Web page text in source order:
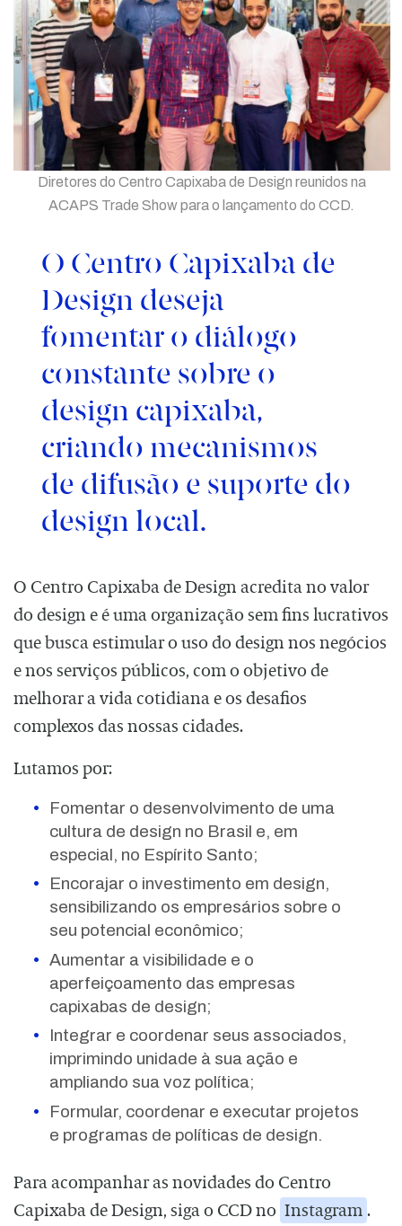
Diretores do Centro Capixaba de Design reunidos na
ACAPS Trade Show para o lançamento do CCD.
O Centro Capixaba de
Design deseja
fomentar o diálogo
constante sobre o
design capixaba,
criando mecanismos
de difusão e suporte do
design local.
O Centro Capixaba de Design acredita no valor
do design e é uma organização sem fins lucrativos
que busca estimular o uso do design nos negócios
e nos serviços públicos, com o objetivo de
melhorar a vida cotidiana e os desafios
complexos das nossas cidades.
Lutamos por:
Fomentar o desenvolvimento de uma
cultura de design no Brasil e, em
especial, no Espírito Santo;
Encorajar o investimento em design,
sensibilizando os empresários sobre o
seu potencial econômico;
Aumentar a visibilidade e o
aperfeiçoamento das empresas
capixabas de design;
Integrar e coordenar seus associados,
imprimindo unidade à sua ação e
ampliando sua voz política;
Formular, coordenar e executar projetos
e programas de políticas de design.
Para acompanhar as novidades do Centro
Capixaba de Design, siga o CCD no Instagram .